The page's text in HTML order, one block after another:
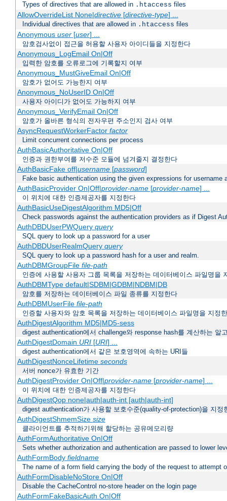
Types of directives that are allowed in .htaccess files
AllowOverrideList None|directive[directive-type] ...
Individual directives that are allowed in .htaccess files
Anonymous user[user] ...
암호검사없이 접근을 허용할 사용자 아이디들을 지정한다
Anonymous_LogEmail On|Off
입력한 암호를 오류로그에 기록할지 여부
Anonymous_MustGiveEmail On|Off
암호가 없어도 가능한지 여부
Anonymous_NoUserID On|Off
사용자 아이디가 없어도 가능하지 여부
Anonymous_VerifyEmail On|Off
암호가 올바른 형식의 전자우편 주소인지 검사 여부
AsyncRequestWorkerFactor factor
Limit concurrent connections per process
AuthBasicAuthoritative On|Off
인증과 권한부여를 저수준 모듈에 넘겨줄지 결정한다
AuthBasicFake off|username[password]
Fake basic authentication using the given expressions for username
AuthBasicProvider On|Off|provider-name[provider-name] ...
이 위치에 대한 인증제공자를 지정한다
AuthBasicUseDigestAlgorithm MD5|Off
Check passwords against the authentication providers as if Digest
AuthDBDUserPWQuery query
SQL query to look up a password for a user
AuthDBDUserRealmQuery query
SQL query to look up a password hash for a user and realm.
AuthDBMGroupFile file-path
인증에 사용할 사용자 그룹 목록을 저장하는 데이터베이스 파일명을
AuthDBMType default|SDBM|GDBM|NDBM|DB
암호를 저장하는 데이터베이스 파일 종류를 지정한다
AuthDBMUserFile file-path
인증할 사용자와 암호 목록을 저장하는 데이터베이스 파일명을 지정
AuthDigestAlgorithm MD5|MD5-sess
digest authentication에서 challenge와 response hash를 계산하는 알
AuthDigestDomain URI[URI] ...
digest authentication에서 같은 보호영역에 속하는 URI들
AuthDigestNonceLifetime seconds
서버 nonce가 유효한 기간
AuthDigestProvider On|Off|provider-name[provider-name] ...
이 위치에 대한 인증제공자를 지정한다
AuthDigestQop none|auth|auth-int [auth|auth-int]
digest authentication가 사용할 보호수준(quality-of-protection)을 지정
AuthDigestShmemSize size
클라이언트를 추적하기위해 할당하는 공유메모리량
AuthFormAuthoritative On|Off
Sets whether authorization and authentication are passed to lower
AuthFormBody fieldname
The name of a form field carrying the body of the request to attempt
AuthFormDisableNoStore On|Off
Disable the CacheControl no-store header on the login page
AuthFormFakeBasicAuth On|Off